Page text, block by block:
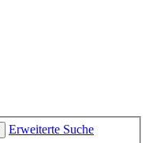
Erweiterte Suche